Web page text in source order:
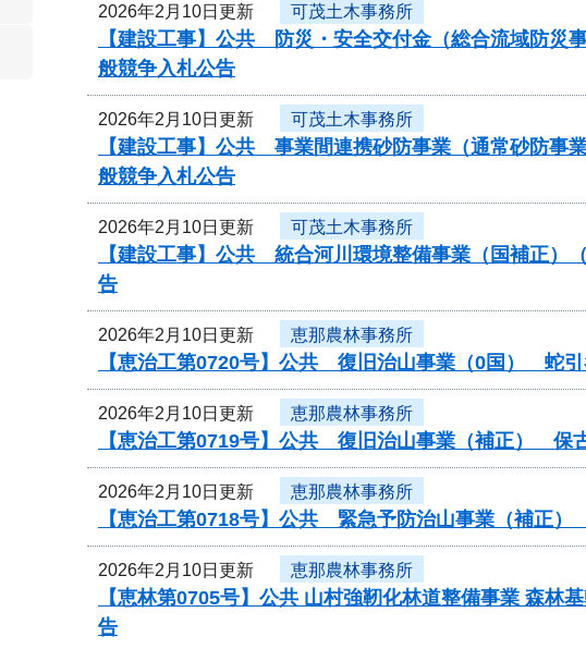
2026年2月10日更新 可茂土木事務所
【建設工事】公共 防災・安全交付金（総合流域防災
般競争入札公告
2026年2月10日更新 可茂土木事務所
【建設工事】公共 事業間連携砂防事業（通常砂防事
般競争入札公告
2026年2月10日更新 可茂土木事務所
【建設工事】公共 統合河川環境整備事業（国補正）
告
2026年2月10日更新 恵那農林事務所
【恵治工第0720号】公共 復旧治山事業（0国） 蛇
2026年2月10日更新 恵那農林事務所
【恵治工第0719号】公共 復旧治山事業（補正） 保
2026年2月10日更新 恵那農林事務所
【恵治工第0718号】公共 緊急予防治山事業（補正
2026年2月10日更新 恵那農林事務所
【恵林第0705号】公共 山村強靭化林道整備事業 森林
告